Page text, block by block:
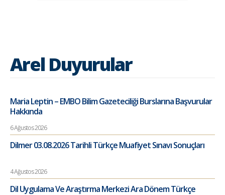
Arel Duyurular
Maria Leptin – EMBO Bilim Gazeteciliği Burslarına Başvurular
Hakkında
6 Ağustos 2026
Dilmer 03.08.2026 Tarihli Türkçe Muafiyet Sınavı Sonuçları
4 Ağustos 2026
Dil Uygulama Ve Araştırma Merkezi Ara Dönem Türkçe